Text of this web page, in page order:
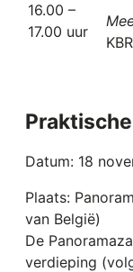
16.00 –
17.00 uur
Datum: 18
Plaats:
van België)
De
verdieping